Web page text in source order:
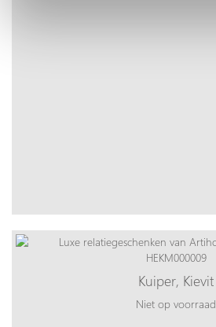
Kuiper, Kievit
Niet op voorraad